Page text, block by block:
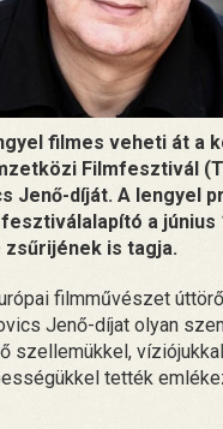
filmes veheti át a
Filmfesztivál
Jenő-díját. A lengyel
a június
is tagja.
filmművészet
Jenő-díjat olyan
szellemükkel,
tették